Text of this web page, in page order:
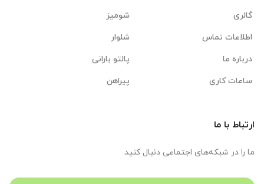
گالری
اطلاعات تماس
درباره ما
ساعات کاری
شومیز
شلوار
پالتو بارانی
پیراهن
ارتباط با ما
ما را در شبکه‌های اجتماعی دنبال کنید